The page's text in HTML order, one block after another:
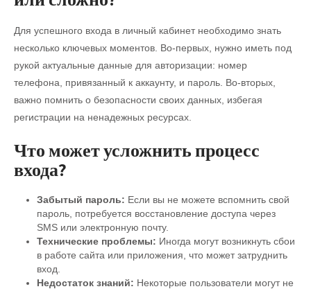
Для успешного входа в личный кабинет необходимо знать
несколько ключевых моментов. Во-первых, нужно иметь под
рукой актуальные данные для авторизации: номер
телефона, привязанный к аккаунту, и пароль. Во-вторых,
важно помнить о безопасности своих данных, избегая
регистрации на ненадежных ресурсах.
Что может усложнить процесс
входа?
Забытый пароль: Если вы не можете вспомнить свой
пароль, потребуется восстановление доступа через
SMS или электронную почту.
Технические проблемы: Иногда могут возникнуть сбои
в работе сайта или приложения, что может затруднить
вход.
Недостаток знаний: Некоторые пользователи могут не